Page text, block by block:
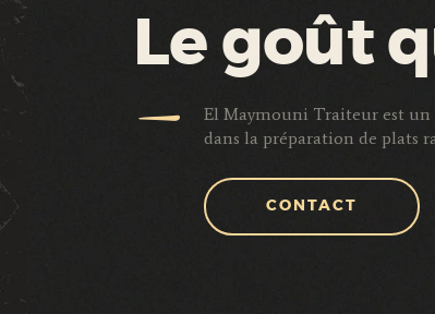
Le goût
El Maymouni Traiteur est un
dans la préparation de plats
CONTACT